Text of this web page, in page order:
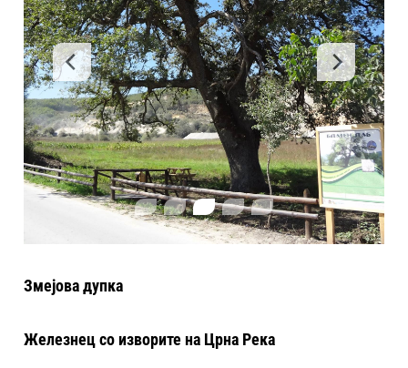
Змејова дупка
Железнец со изворите на Црна Река